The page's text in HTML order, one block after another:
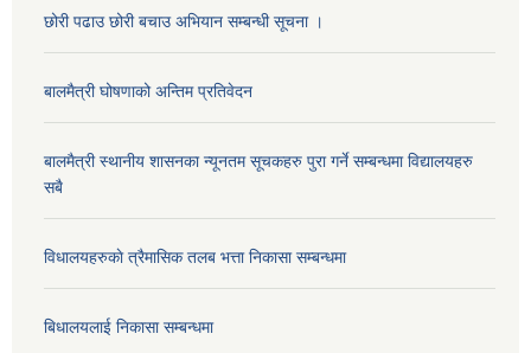
छोरी पढाउ छोरी बचाउ अभियान सम्बन्धी सूचना ।
बालमैत्री घोषणाको अन्तिम प्रतिवेदन
बालमैत्री स्थानीय शासनका न्यूनतम सूचकहरु पुरा गर्ने सम्बन्धमा विद्यालयहरु
सबै
विधालयहरुकाे त्रैमासिक तलब भत्ता निकासा सम्बन्धमा
बिधालयलाई निकासा सम्बन्धमा